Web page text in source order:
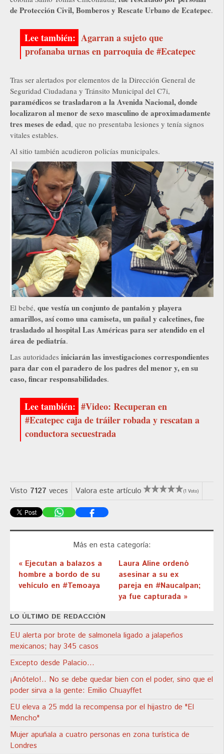
de Protección Civil, Bomberos y Rescate Urbano de Ecatepec.
Agarran a sujeto que
profanaba urnas en parroquia de #Ecatepec
Tras ser alertados por elementos de la Dirección General de
Seguridad Ciudadana y Tránsito Municipal del C7i,
paramédicos se trasladaron a la Avenida Nacional, donde
localizaron al menor de sexo masculino de aproximadamente
tres meses de edad, que no presentaba lesiones y tenía signos
vitales estables.
Al sitio también acudieron policías municipales.
El bebé, que vestía un conjunto de pantalón y playera
amarillos, así como una camiseta, un pañal y calcetines, fue
trasladado al hospital Las Américas para ser atendido en el
área de pediatría.
Las autoridades iniciarán las investigaciones correspondientes
para dar con el paradero de los padres del menor y, en su
caso, fincar responsabilidades.
#Video: Recuperan en
#Ecatepec caja de tráiler robada y rescatan a
conductora secuestrada
Visto 7127 veces Valora este artículo (1 Voto)
Más en esta categoría:
« Ejecutan a balazos a
hombre a bordo de su
vehículo en #Temoaya
Laura Aline ordenó
asesinar a su ex
pareja en #Naucalpan;
ya fue capturada »
LO ÚLTIMO DE REDACCIÓN
EU alerta por brote de salmonela ligado a jalapeños
mexicanos; hay 345 casos
Excepto desde Palacio…
¡Anótelo!.. No se debe quedar bien con el poder, sino que el
poder sirva a la gente: Emilio Chuayffet
EU eleva a 25 mdd la recompensa por el hijastro de "El
Mencho"
Mujer apuñala a cuatro personas en zona turística de
Londres